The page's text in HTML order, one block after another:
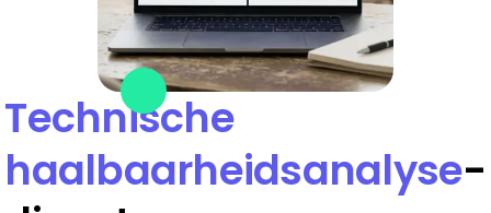
Technische
haalbaarheidsanalyse-